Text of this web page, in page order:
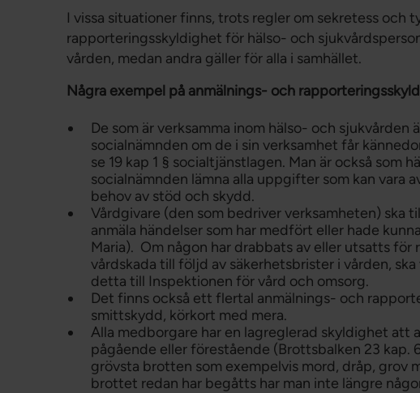
I vissa situationer finns, trots regler om sekretess och
rapporteringsskyldighet för hälso- och
vården, medan andra gäller för alla i samhället.
Några exempel på anmälnings- och
De som är verksamma inom hälso- och sjukvården
socialnämnden om de i sin verksamhet får
se 19 kap 1 § socialtjänstlagen. Man är också som
socialnämnden lämna alla uppgifter som kan vara
behov av stöd och skydd.
Vårdgivare (den som bedriver verksamheten) ska
anmäla händelser som har medfört eller hade
Maria). Om någon har drabbats av eller utsatts för
vårdskada till följd av säkerhetsbrister i vården,
detta till Inspektionen för vård och omsorg.
Det finns också ett flertal anmälnings- och
smittskydd, körkort med mera.
Alla medborgare har en lagreglerad skyldighet att
pågående eller förestående (Brottsbalken 23 kap.
grövsta brotten som exempelvis mord, dråp, grov
brottet redan har begåtts har man inte längre